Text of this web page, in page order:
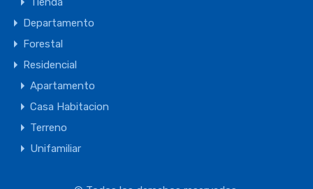
Departamento
Forestal
Residencial
Apartamento
Casa Habitacion
Terreno
Unifamiliar